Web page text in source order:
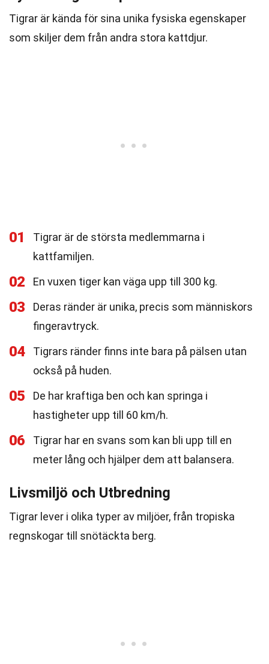
Tigrar är kända för sina unika fysiska egenskaper
som skiljer dem från andra stora kattdjur.
01
Tigrar är de största medlemmarna i
kattfamiljen.
02 En vuxen tiger kan väga upp till 300 kg.
03
Deras ränder är unika, precis som människors
fingeravtryck.
04
Tigrars ränder finns inte bara på pälsen utan
också på huden.
05
De har kraftiga ben och kan springa i
hastigheter upp till 60 km/h.
06
Tigrar har en svans som kan bli upp till en
meter lång och hjälper dem att balansera.
Livsmiljö och Utbredning
Tigrar lever i olika typer av miljöer, från tropiska
regnskogar till snötäckta berg.